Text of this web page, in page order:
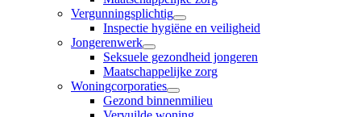
Vergunningsplichtig
Inspectie hygiëne en veiligheid
Jongerenwerk
Seksuele gezondheid jongeren
Maatschappelijke zorg
Woningcorporaties
Gezond binnenmilieu